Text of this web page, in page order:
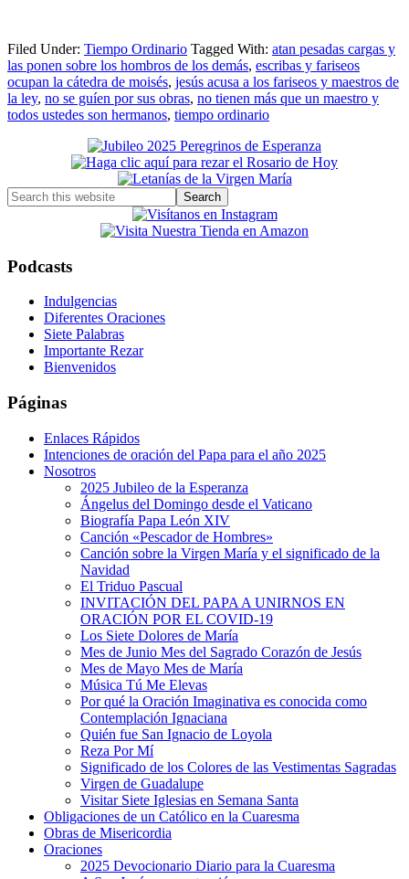
Filed Under: Tiempo Ordinario Tagged With: atan pesadas cargas y
las ponen sobre los hombros de los demás, escribas y fariseos
ocupan la cátedra de moisés, jesús acusa a los fariseos y maestros de
la ley, no se guíen por sus obras, no tienen más que un maestro y
todos ustedes son hermanos, tiempo ordinario
Primary
Sidebar
Search
this
Podcasts
Indulgencias
Diferentes Oraciones
Siete Palabras
Importante Rezar
Bienvenidos
Páginas
Enlaces Rápidos
Intenciones de oración del Papa para el año 2025
Nosotros
2025 Jubileo de la Esperanza
Ángelus del Domingo desde el Vaticano
Biografía Papa León XIV
Canción «Pescador de Hombres»
Canción sobre la Virgen María y el significado de la
Navidad
El Triduo Pascual
INVITACIÓN DEL PAPA A UNIRNOS EN
ORACIÓN POR EL COVID-19
Los Siete Dolores de María
Mes de Junio Mes del Sagrado Corazón de Jesús
Mes de Mayo Mes de María
Música Tú Me Elevas
Por qué la Oración Imaginativa es conocida como
Contemplación Ignaciana
Quién fue San Ignacio de Loyola
Reza Por Mí
Significado de los Colores de las Vestimentas Sagradas
Virgen de Guadalupe
Visitar Siete Iglesias en Semana Santa
Obligaciones de un Católico en la Cuaresma
Obras de Misericordia
Oraciones
2025 Devocionario Diario para la Cuaresma